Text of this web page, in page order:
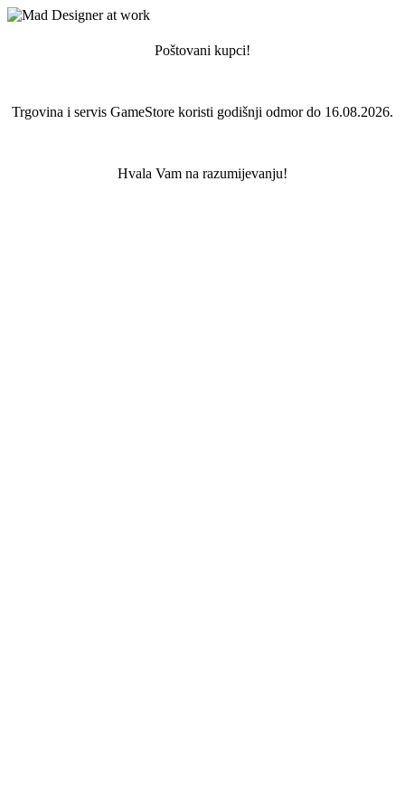
Poštovani kupci!
Trgovina i servis GameStore koristi godišnji odmor do 16.08.2026.
Hvala Vam na razumijevanju!